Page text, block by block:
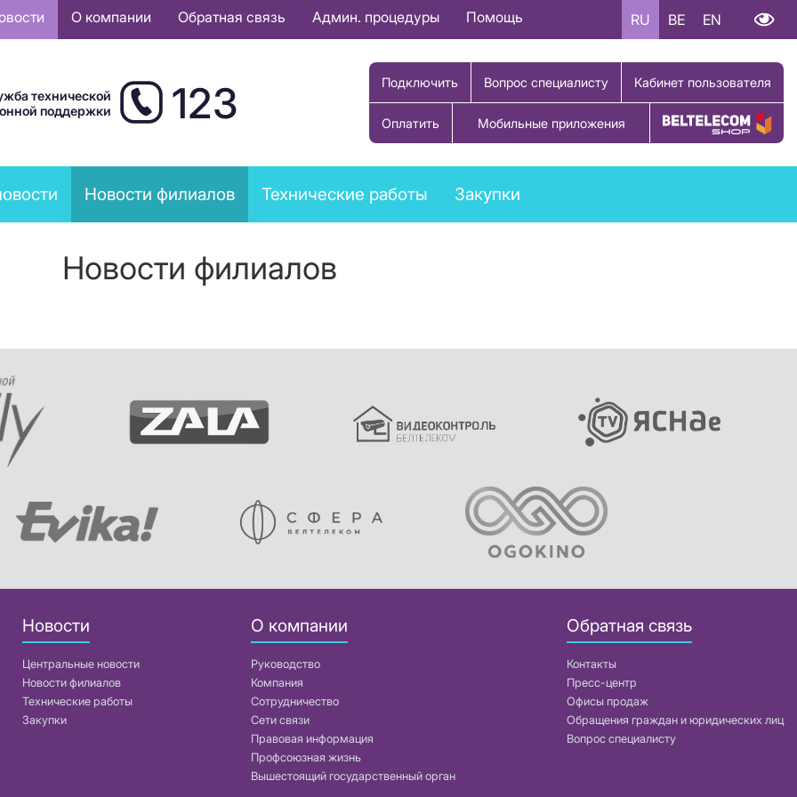
О компании Обратная связь Админ. процедуры Помощь RU BE EN
технической
поддержки
123 Подключить Вопрос специалисту Кабинет пользователя
Оплатить Мобильные приложения Купить товар
Новости филиалов Технические работы Закупки
Новости филиалов
Новости
Центральные новости
Новости филиалов
Технические работы
Закупки
О компании
Руководство
Компания
Сотрудничество
Сети связи
Правовая информация
Профсоюзная жизнь
Вышестоящий государственный орган
Обратная связь
Контакты
Пресс-центр
Офисы продаж
Обращения граждан и юридических лиц
Вопрос специалисту